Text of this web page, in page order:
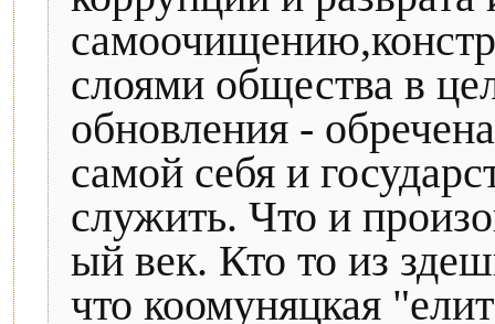
слоями общества в
обновления -
самой себя и
служить. Что и
ый век. Кто то из
что коомуняцкая